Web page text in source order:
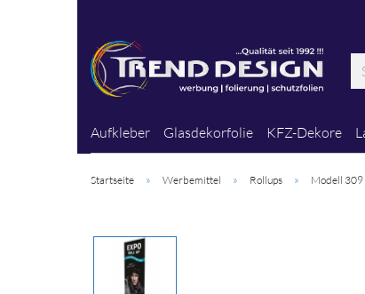
Aufkleber Glasdekorfolie KFZ-Dekore
Startseite » Werbemittel » Rollups » Modell 309